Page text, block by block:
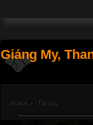
Giáng My,
Home › Tin tức